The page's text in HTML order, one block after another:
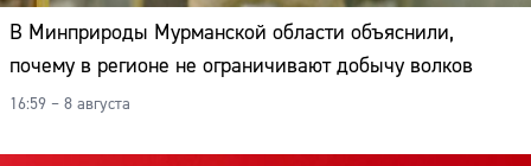
В Минприроды Мурманской области объяснили,
почему в регионе не ограничивают добычу волков
16:59 – 8 августа